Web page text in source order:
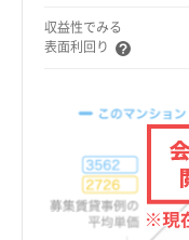
収益性でみる
表面利回り